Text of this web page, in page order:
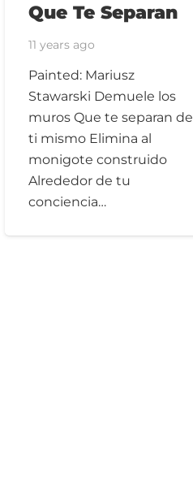
Que Te Separan
11 years ago
Painted: Mariusz
Stawarski Demuele los
muros Que te separan de
ti mismo Elimina al
monigote construido
Alrededor de tu
conciencia…